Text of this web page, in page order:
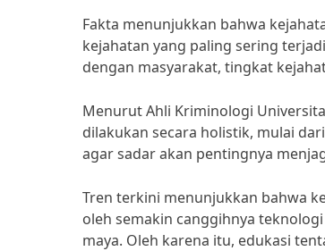
Fakta menunjukkan bahwa
kejahatan yang paling sering
dengan masyarakat, tingkat
Menurut Ahli Kriminologi
dilakukan secara holistik, mulai
agar sadar akan pentingnya
Tren terkini menunjukkan bahwa
oleh semakin canggihnya
maya. Oleh karena itu, edukasi